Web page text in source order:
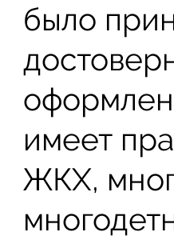
было
имеет
ЖКХ,